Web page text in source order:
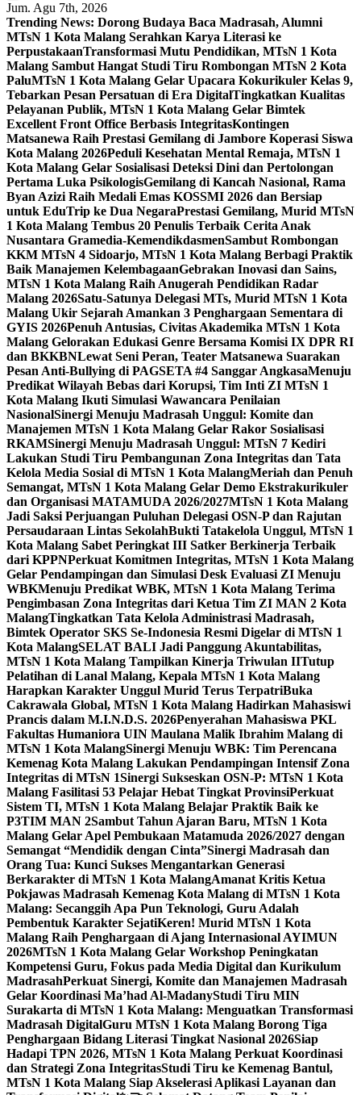
Jum. Agu 7th, 2026
Trending News: Dorong Budaya Baca Madrasah, Alumni
MTsN 1 Kota Malang Serahkan Karya Literasi ke
PerpustakaanTransformasi Mutu Pendidikan, MTsN 1 Kota
Malang Sambut Hangat Studi Tiru Rombongan MTsN 2 Kota
PaluMTsN 1 Kota Malang Gelar Upacara Kokurikuler Kelas 9,
Tebarkan Pesan Persatuan di Era DigitalTingkatkan Kualitas
Pelayanan Publik, MTsN 1 Kota Malang Gelar Bimtek
Excellent Front Office Berbasis IntegritasKontingen
Matsanewa Raih Prestasi Gemilang di Jambore Koperasi Siswa
Kota Malang 2026Peduli Kesehatan Mental Remaja, MTsN 1
Kota Malang Gelar Sosialisasi Deteksi Dini dan Pertolongan
Pertama Luka PsikologisGemilang di Kancah Nasional, Rama
Byan Azizi Raih Medali Emas KOSSMI 2026 dan Bersiap
untuk EduTrip ke Dua NegaraPrestasi Gemilang, Murid MTsN
1 Kota Malang Tembus 20 Penulis Terbaik Cerita Anak
Nusantara Gramedia-KemendikdasmenSambut Rombongan
KKM MTsN 4 Sidoarjo, MTsN 1 Kota Malang Berbagi Praktik
Baik Manajemen KelembagaanGebrakan Inovasi dan Sains,
MTsN 1 Kota Malang Raih Anugerah Pendidikan Radar
Malang 2026Satu-Satunya Delegasi MTs, Murid MTsN 1 Kota
Malang Ukir Sejarah Amankan 3 Penghargaan Sementara di
GYIS 2026Penuh Antusias, Civitas Akademika MTsN 1 Kota
Malang Gelorakan Edukasi Genre Bersama Komisi IX DPR RI
dan BKKBNLewat Seni Peran, Teater Matsanewa Suarakan
Pesan Anti-Bullying di PAGSETA #4 Sanggar AngkasaMenuju
Predikat Wilayah Bebas dari Korupsi, Tim Inti ZI MTsN 1
Kota Malang Ikuti Simulasi Wawancara Penilaian
NasionalSinergi Menuju Madrasah Unggul: Komite dan
Manajemen MTsN 1 Kota Malang Gelar Rakor Sosialisasi
RKAMSinergi Menuju Madrasah Unggul: MTsN 7 Kediri
Lakukan Studi Tiru Pembangunan Zona Integritas dan Tata
Kelola Media Sosial di MTsN 1 Kota MalangMeriah dan Penuh
Semangat, MTsN 1 Kota Malang Gelar Demo Ekstrakurikuler
dan Organisasi MATAMUDA 2026/2027MTsN 1 Kota Malang
Jadi Saksi Perjuangan Puluhan Delegasi OSN-P dan Rajutan
Persaudaraan Lintas SekolahBukti Tatakelola Unggul, MTsN 1
Kota Malang Sabet Peringkat III Satker Berkinerja Terbaik
dari KPPNPerkuat Komitmen Integritas, MTsN 1 Kota Malang
Gelar Pendampingan dan Simulasi Desk Evaluasi ZI Menuju
WBKMenuju Predikat WBK, MTsN 1 Kota Malang Terima
Pengimbasan Zona Integritas dari Ketua Tim ZI MAN 2 Kota
MalangTingkatkan Tata Kelola Administrasi Madrasah,
Bimtek Operator SKS Se-Indonesia Resmi Digelar di MTsN 1
Kota MalangSELAT BALI Jadi Panggung Akuntabilitas,
MTsN 1 Kota Malang Tampilkan Kinerja Triwulan IITutup
Pelatihan di Lanal Malang, Kepala MTsN 1 Kota Malang
Harapkan Karakter Unggul Murid Terus TerpatriBuka
Cakrawala Global, MTsN 1 Kota Malang Hadirkan Mahasiswi
Prancis dalam M.I.N.D.S. 2026Penyerahan Mahasiswa PKL
Fakultas Humaniora UIN Maulana Malik Ibrahim Malang di
MTsN 1 Kota MalangSinergi Menuju WBK: Tim Perencana
Kemenag Kota Malang Lakukan Pendampingan Intensif Zona
Integritas di MTsN 1Sinergi Sukseskan OSN-P: MTsN 1 Kota
Malang Fasilitasi 53 Pelajar Hebat Tingkat ProvinsiPerkuat
Sistem TI, MTsN 1 Kota Malang Belajar Praktik Baik ke
P3TIM MAN 2Sambut Tahun Ajaran Baru, MTsN 1 Kota
Malang Gelar Apel Pembukaan Matamuda 2026/2027 dengan
Semangat “Mendidik dengan Cinta”Sinergi Madrasah dan
Orang Tua: Kunci Sukses Mengantarkan Generasi
Berkarakter di MTsN 1 Kota MalangAmanat Kritis Ketua
Pokjawas Madrasah Kemenag Kota Malang di MTsN 1 Kota
Malang: Secanggih Apa Pun Teknologi, Guru Adalah
Pembentuk Karakter SejatiKeren! Murid MTsN 1 Kota
Malang Raih Penghargaan di Ajang Internasional AYIMUN
2026MTsN 1 Kota Malang Gelar Workshop Peningkatan
Kompetensi Guru, Fokus pada Media Digital dan Kurikulum
MadrasahPerkuat Sinergi, Komite dan Manajemen Madrasah
Gelar Koordinasi Ma’had Al-MadanyStudi Tiru MIN
Surakarta di MTsN 1 Kota Malang: Menguatkan Transformasi
Madrasah DigitalGuru MTsN 1 Kota Malang Borong Tiga
Penghargaan Bidang Literasi Tingkat Nasional 2026Siap
Hadapi TPN 2026, MTsN 1 Kota Malang Perkuat Koordinasi
dan Strategi Zona IntegritasStudi Tiru ke Kemenag Bantul,
MTsN 1 Kota Malang Siap Akselerasi Aplikasi Layanan dan